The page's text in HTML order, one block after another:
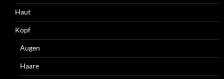
Haut
Kopf
Augen
Haare